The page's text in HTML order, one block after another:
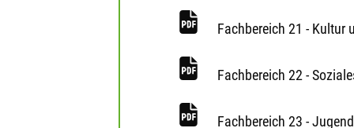
Fachbereich 21 - Kultur
Fachbereich 22 -
Fachbereich 23 -